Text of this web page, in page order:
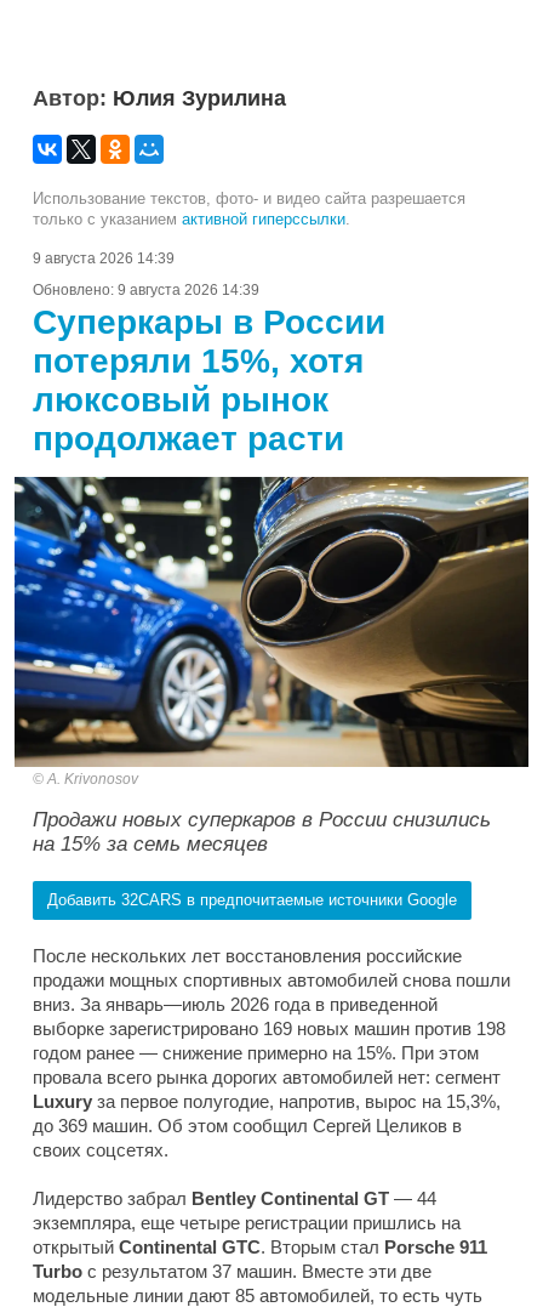
Автор: Юлия Зурилина
Использование текстов, фото- и видео сайта разрешается
только с указанием активной гиперссылки.
9 августа 2026 14:39
Обновлено: 9 августа 2026 14:39
Суперкары в России
потеряли 15%, хотя
люксовый рынок
продолжает расти
A. Krivonosov
Продажи новых суперкаров в России снизились
на 15% за семь месяцев
Добавить 32CARS в предпочитаемые источники Google
После нескольких лет восстановления российские
продажи мощных спортивных автомобилей снова пошли
вниз. За январь—июль 2026 года в приведенной
выборке зарегистрировано 169 новых машин против 198
годом ранее — снижение примерно на 15%. При этом
провала всего рынка дорогих автомобилей нет: сегмент
Luxury за первое полугодие, напротив, вырос на 15,3%,
до 369 машин. Об этом сообщил Сергей Целиков в
своих соцсетях.
Лидерство забрал Bentley Continental GT — 44
экземпляра, еще четыре регистрации пришлись на
открытый Continental GTC. Вторым стал Porsche 911
Turbo с результатом 37 машин. Вместе эти две
модельные линии дают 85 автомобилей, то есть чуть